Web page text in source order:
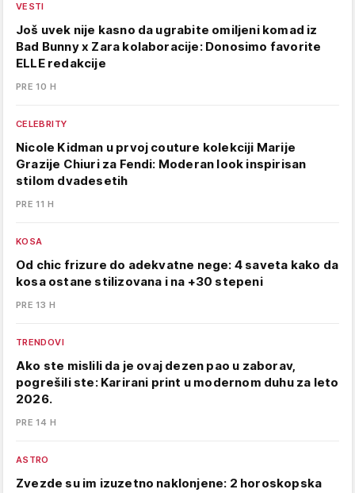
VESTI
Još uvek nije kasno da ugrabite omiljeni komad iz
Bad Bunny x Zara kolaboracije: Donosimo favorite
ELLE redakcije
PRE 10 H
CELEBRITY
Nicole Kidman u prvoj couture kolekciji Marije
Grazije Chiuri za Fendi: Moderan look inspirisan
stilom dvadesetih
PRE 11 H
KOSA
Od chic frizure do adekvatne nege: 4 saveta kako da
kosa ostane stilizovana i na +30 stepeni
PRE 13 H
TRENDOVI
Ako ste mislili da je ovaj dezen pao u zaborav,
pogrešili ste: Karirani print u modernom duhu za leto
2026.
PRE 14 H
ASTRO
Zvezde su im izuzetno naklonjene: 2 horoskopska